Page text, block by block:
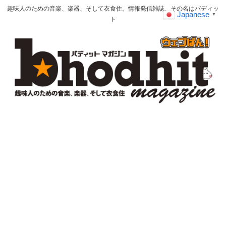
趣味人のための音楽、楽器、そして衣食住。情報発信雑誌、その名はバディッ
ト
Japanese ▼